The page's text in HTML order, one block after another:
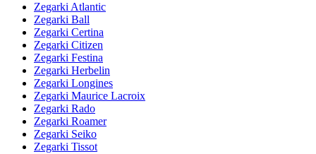
Zegarki Atlantic
Zegarki Ball
Zegarki Certina
Zegarki Citizen
Zegarki Festina
Zegarki Herbelin
Zegarki Longines
Zegarki Maurice Lacroix
Zegarki Rado
Zegarki Roamer
Zegarki Seiko
Zegarki Tissot